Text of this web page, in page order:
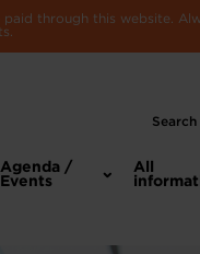
through this website.
Search
Agenda /
Events
All